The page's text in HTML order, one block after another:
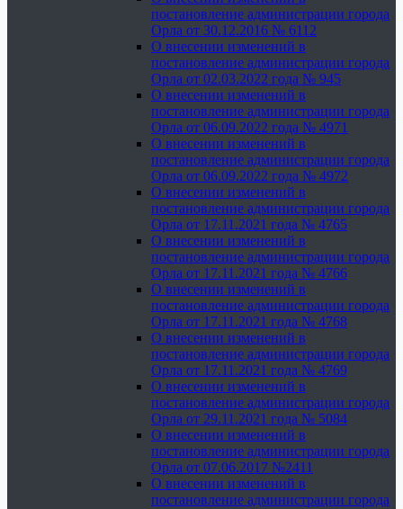
постановление администрации города
Орла от 30.12.2016 № 6112
О внесении изменений в
постановление администрации города
Орла от 02.03.2022 года № 945
О внесении изменений в
постановление администрации города
Орла от 06.09.2022 года № 4971
О внесении изменений в
постановление администрации города
Орла от 06.09.2022 года № 4972
О внесении изменений в
постановление администрации города
Орла от 17.11.2021 года № 4765
О внесении изменений в
постановление администрации города
Орла от 17.11.2021 года № 4766
О внесении изменений в
постановление администрации города
Орла от 17.11.2021 года № 4768
О внесении изменений в
постановление администрации города
Орла от 17.11.2021 года № 4769
О внесении изменений в
постановление администрации города
Орла от 29.11.2021 года № 5084
О внесении изменений в
постановление администрации города
Орла от 07.06.2017 №2411
О внесении изменений в
постановление администрации города